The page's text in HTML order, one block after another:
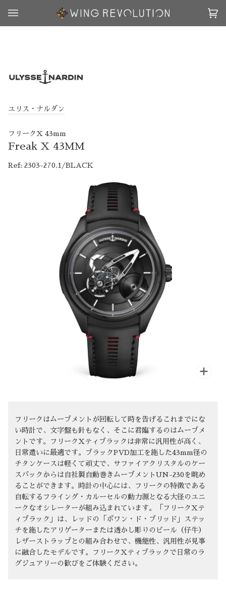
ッ
ー
ユリス・ナルダン
フリークX 43mm
Freak X 43MM
Ref: 2303-270.1/BLACK
フリークはムーブメントが回転して時を告げるこれまでにな
い時計で、文字盤も針もなく、そこに君臨するのはムーブメ
ントです。フリークXティブラックは非常に汎用性が高く、
日常遣いに最適です。ブラックPVD加工を施した43mm径の
チタンケースは軽くて頑丈で、サファイアクリスタルのケー
スバックからは自社製自動巻きムーブメントUN-230を眺め
ることができます。時計の中心には、フリークの特徴である
自転するフライング・カルーセルの動力源となる大径のユニ
ークなオシレーターが組み込まれています。「フリークXテ
ィブラック」は、レッドの「ポワン・ド・ブリッド」ステッ
チを施したアリゲーターまたは透かし彫りのビール（仔牛）
レザーストラップとの組み合わせで、機能性、汎用性が見事
に融合したモデルです。フリークXティブラックで日常のラ
グジュアリーの歓びをご体験ください。